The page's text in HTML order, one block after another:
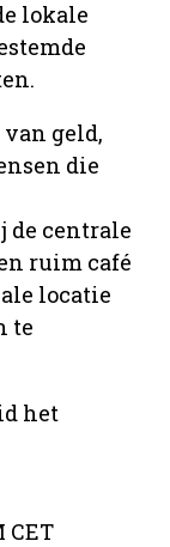
lokale
van geld,
die
de centrale
ruim café
locatie
te
het
CET